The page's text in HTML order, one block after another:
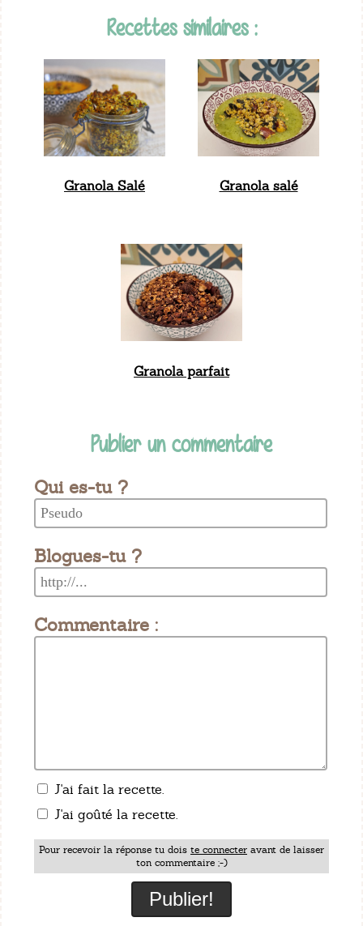
Recettes similaires :
Granola Salé Granola salé
Granola parfait
Publier un commentaire
Qui es-tu ?
Blogues-tu ?
Commentaire :
J'ai fait la recette.
J'ai goûté la recette.
Pour recevoir la réponse tu dois te connecter avant de laisser
ton commentaire ;-)